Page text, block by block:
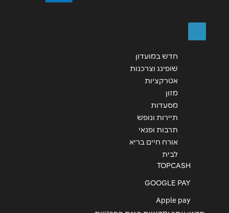
חדש במועדון
שופינג וצרכנות
אטרקציות
מזון
מסעדות
תיירות ונופש
תרבות ופנאי
אורח חיים בריא
לבית
TOPCASH
GOOGLE PAY
Apple pay